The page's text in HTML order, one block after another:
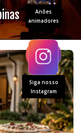
Anões
animadores
Siga nosso
Instagram